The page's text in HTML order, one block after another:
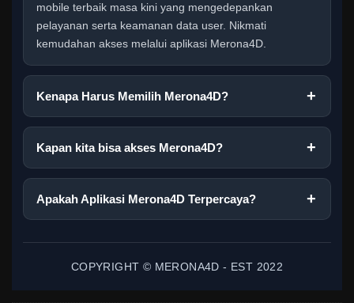
mobile terbaik masa kini yang mengedepankan
pelayanan serta keamanan data user. Nikmati
kemudahan akses melalui aplikasi Merona4D.
Kenapa Harus Memilih Merona4D?
Kapan kita bisa akses Merona4D?
Apakah Aplikasi Merona4D Terpercaya?
COPYRIGHT © MERONA4D - EST 2022